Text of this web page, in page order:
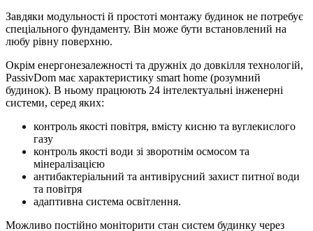
Завдяки модульності й простоті монтажу будинок не потребує
спеціального фундаменту. Він може бути встановлений на
любу рівну поверхню.
Окрім енергонезалежності та дружніх до довкілля технологій,
PassivDom має характеристику smart home (розумний
будинок). В ньому працюють 24 інтелектуальні інженерні
системи, серед яких:
контроль якості повітря, вмісту кисню та вуглекислого
газу
контроль якості води зі зворотнім осмосом та
мінералізацією
антибактеріальний та антивірусний захист питної води
та повітря
адаптивна система освітлення.
Можливо постійно моніторити стан систем будинку через